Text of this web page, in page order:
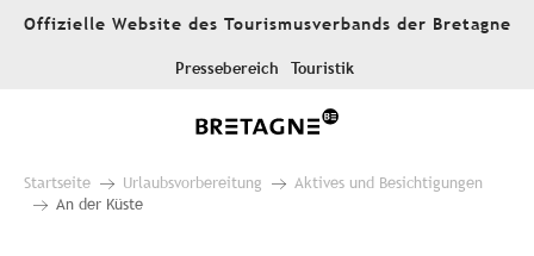
AllerOffizielle Website des Tourismusverbands der Bretagne
Pressebereich Touristik
Startseite Urlaubsvorbereitung
Aktives und Besichtigungen
An der Küste